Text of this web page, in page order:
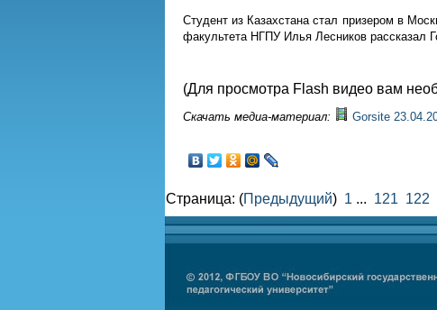
Студент из Казахстана стал призером в
факультета НГПУ Илья Лесников рассказал
(Для просмотра Flash видео вам
Скачать медиа-материал: Gorsite
Страница: (Предыдущий) 1 ... 121 122